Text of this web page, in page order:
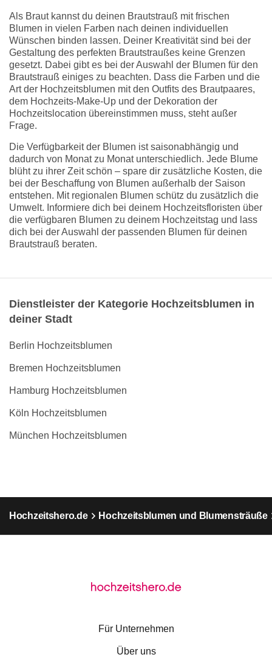
Als Braut kannst du deinen Brautstrauß mit frischen
Blumen in vielen Farben nach deinen individuellen
Wünschen binden lassen. Deiner Kreativität sind bei der
Gestaltung des perfekten Brautstraußes keine Grenzen
gesetzt. Dabei gibt es bei der Auswahl der Blumen für den
Brautstrauß einiges zu beachten. Dass die Farben und die
Art der Hochzeitsblumen mit den Outfits des Brautpaares,
dem Hochzeits-Make-Up und der Dekoration der
Hochzeitslocation übereinstimmen muss, steht außer
Frage.
Die Verfügbarkeit der Blumen ist saisonabhängig und
dadurch von Monat zu Monat unterschiedlich. Jede Blume
blüht zu ihrer Zeit schön – spare dir zusätzliche Kosten, die
bei der Beschaffung von Blumen außerhalb der Saison
entstehen. Mit regionalen Blumen schütz du zusätzlich die
Umwelt. Informiere dich bei deinem Hochzeitsfloristen über
die verfügbaren Blumen zu deinem Hochzeitstag und lass
dich bei der Auswahl der passenden Blumen für deinen
Brautstrauß beraten.
Dienstleister der Kategorie Hochzeitsblumen in
deiner Stadt
Berlin Hochzeitsblumen
Bremen Hochzeitsblumen
Hamburg Hochzeitsblumen
Köln Hochzeitsblumen
München Hochzeitsblumen
Hochzeitshero.de Hochzeitsblumen und Blumensträuße
Für Unternehmen
Über uns